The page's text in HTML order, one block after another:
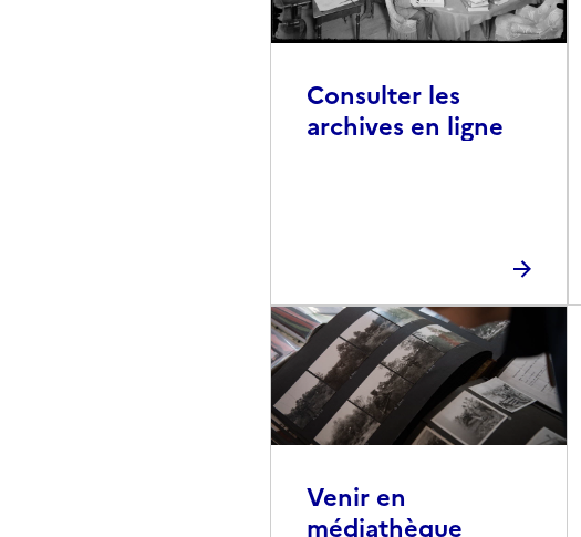
Consulter les
archives en ligne
Venir en
médiathèque